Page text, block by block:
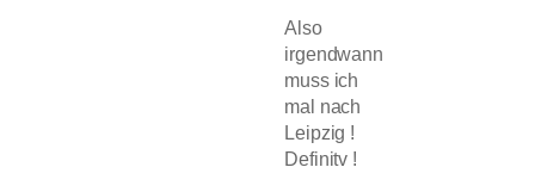
Also
irgendwann
muss ich
mal nach
Leipzig !
Definitv !